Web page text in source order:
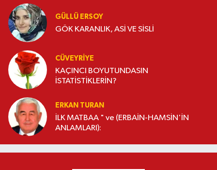
GÜLLÜ ERSOY
GÖK KARANLIK, ASİ VE SİSLİ
CÜVEYRIYE
KAÇINCI BOYUTUNDASIN
İSTATİSTİKLERİN?
ERKAN TURAN
İLK MATBAA " ve (ERBAİN-HAMSİN'İN
ANLAMLARI):